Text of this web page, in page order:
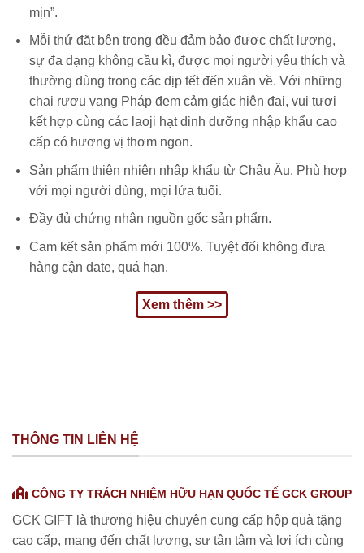
mịn”.
Mỗi thứ đặt bên trong đều đảm bảo được chất lượng,
sự đa dạng không cầu kì, được mọi người yêu thích và
thường dùng trong các dịp tết đến xuân về. Với những
chai rượu vang Pháp đem cảm giác hiện đại, vui tươi
kết hợp cùng các laoji hạt dinh dưỡng nhập khẩu cao
cấp có hương vị thơm ngon.
Sản phẩm thiên nhiên nhập khẩu từ Châu Âu. Phù hợp
với mọi người dùng, mọi lứa tuổi.
Đầy đủ chứng nhận nguồn gốc sản phẩm.
Cam kết sản phẩm mới 100%. Tuyệt đối không đưa
hàng cận date, quá hạn.
Xem thêm >>
THÔNG TIN LIÊN HỆ
CÔNG TY TRÁCH NHIỆM HỮU HẠN QUỐC TẾ GCK GROUP
GCK GIFT là thương hiệu chuyên cung cấp hộp quà tặng
cao cấp, mang đến chất lượng, sự tận tâm và lợi ích cùng